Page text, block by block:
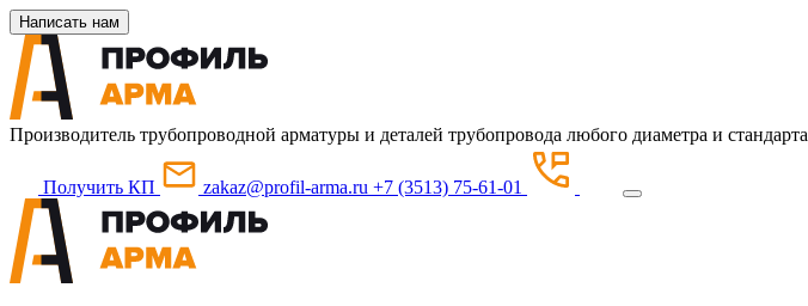
Написать нам
Производитель трубопроводной арматуры и деталей трубопровода любого диаметра и стандарта
Получить КП zakaz@profil-arma.ru +7 (3513) 75-61-01